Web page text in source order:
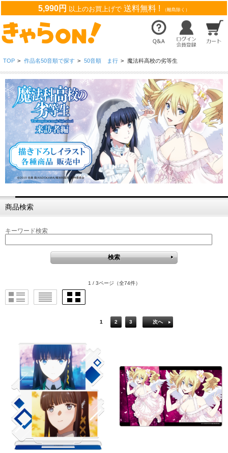
5,990円 以上のお買上げで 送料無料 ! （離島除く）
TOP > 作品名50音順で探す > 50音順 ま行 > 魔法科高校の劣等生
商品検索
キーワード検索
1 / 3ページ （全74件）
1 2 3 次へ